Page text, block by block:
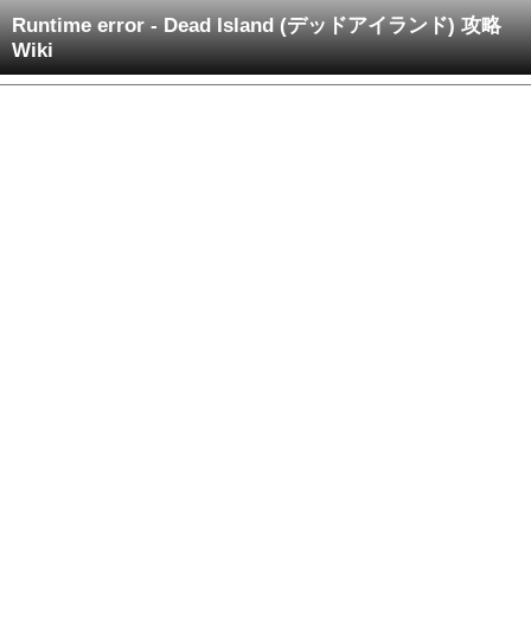
Runtime error - Dead Island (デッドアイランド) 攻略
Wiki